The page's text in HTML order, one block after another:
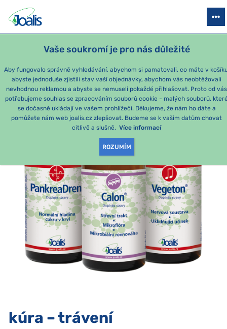
Vaše soukromí je pro nás důležité
Aby fungovalo správně vyhledávání, abychom si pamatovali, co máte v
abyste jednoduše zjistili stav vaší objednávky, abychom vás neobtěžovali
nevhodnou reklamou a abyste se nemuseli pokaždé přihlašovat. Proto od vás
potřebujeme souhlas se zpracováním souborů cookie - malých souborů,
se dočasně ukládají ve vašem prohlížeči. Děkujeme, že nám ho dáte a
pomůžete nám web joalis.cz zlepšovat. Budeme se k vašim datům chovat
citlivě a slušně. Více informací
ROZUMÍM
PRODUKTY PODLE OBTÍŽÍ SEZÓNNÍ BALÍČKY PRO DĚTI
e-shop Joalis Podle obtíží TRÁVENÍ A TRÁVICÍ SYSTÉM
kúra – trávení